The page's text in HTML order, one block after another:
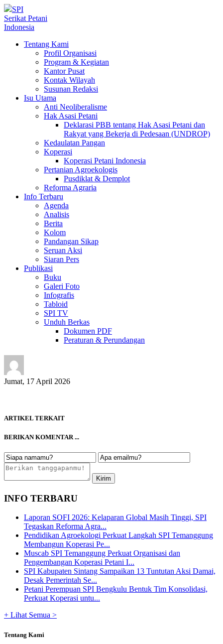
SPI
Serikat Petani
Indonesia
Tentang Kami
Profil Organisasi
Program & Kegiatan
Kantor Pusat
Kontak Wilayah
Susunan Redaksi
Isu Utama
Anti Neoliberalisme
Hak Asasi Petani
Deklarasi PBB tentang Hak Asasi Petani dan
Rakyat yang Bekerja di Pedesaan (UNDROP)
Kedaulatan Pangan
Koperasi
Koperasi Petani Indonesia
Pertanian Agroekologis
Pusdiklat & Demplot
Reforma Agraria
Info Terbaru
Agenda
Analisis
Berita
Kolom
Pandangan Sikap
Seruan Aksi
Siaran Pers
Publikasi
Buku
Galeri Foto
Infografis
Tabloid
SPI TV
Unduh Berkas
Dokumen PDF
Peraturan & Perundangan
Jumat, 17 April 2026
ARTIKEL TERKAIT
BERIKAN KOMENTAR ...
INFO TERBARU
Laporan SOFI 2026: Kelaparan Global Masih Tinggi, SPI
Tegaskan Reforma Agra...
Pendidikan Agroekologi Perkuat Langkah SPI Temanggung
Membangun Koperasi Pe...
Muscab SPI Temanggung Perkuat Organisasi dan
Pengembangan Koperasi Petani I...
SPI Kabupaten Sintang Sampaikan 13 Tuntutan Aksi Damai,
Desak Pemerintah Se...
Petani Perempuan SPI Bengkulu Bentuk Tim Konsolidasi,
Perkuat Koperasi untu...
+ Lihat Semua >
Tentang Kami